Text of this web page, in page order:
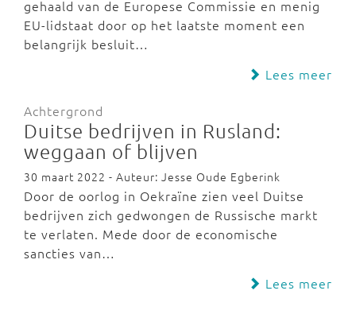
gehaald van de Europese Commissie en menig
EU-lidstaat door op het laatste moment een
belangrijk besluit…
Lees meer
Achtergrond
Duitse bedrijven in Rusland:
weggaan of blijven
30 maart 2022 - Auteur: Jesse Oude Egberink
Door de oorlog in Oekraïne zien veel Duitse
bedrijven zich gedwongen de Russische markt
te verlaten. Mede door de economische
sancties van…
Lees meer